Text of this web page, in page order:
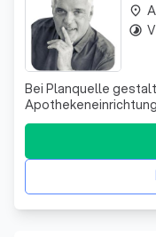
Bei Planquelle
reichen und präzise
Wir entwickeln
nicht nur funktional
Apotheke perfekt
place
timelapse